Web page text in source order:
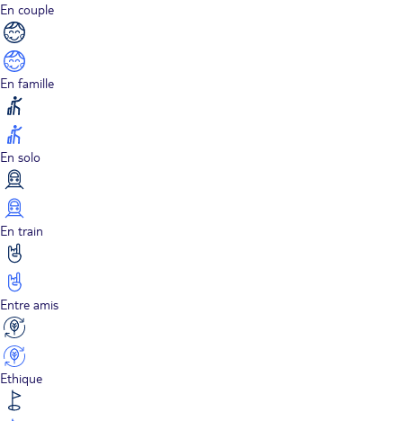
En couple
En famille
En solo
En train
Entre amis
Ethique